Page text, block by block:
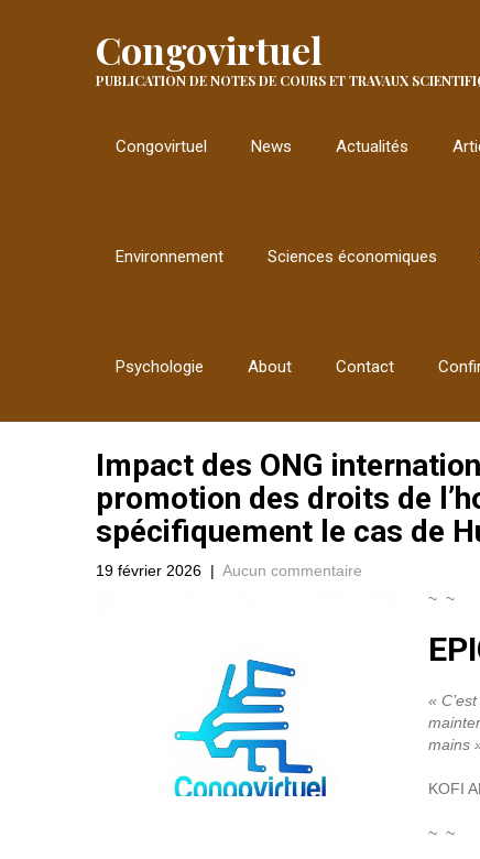
Congovirtuel
PUBLICATION DE NOTES DE COURS ET TRAVAUX
Congovirtuel News Actualités
Environnement Sciences économiques
Psychologie About Contact
Impact des ONG
promotion des droits de
spécifiquement le cas de
19 février 2026 | Aucun commentaire
~ ~
«
mains
KOFI
~ ~